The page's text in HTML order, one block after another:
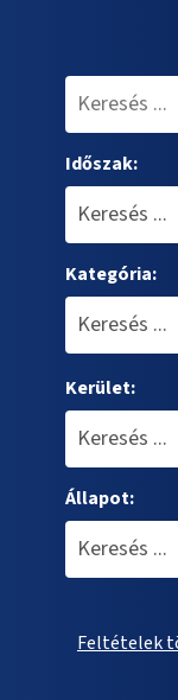
Időszak:
Kategória:
Kerület:
Állapot:
Feltételek